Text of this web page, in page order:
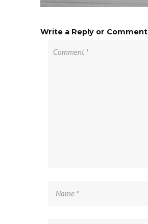
Write a Reply or Comment